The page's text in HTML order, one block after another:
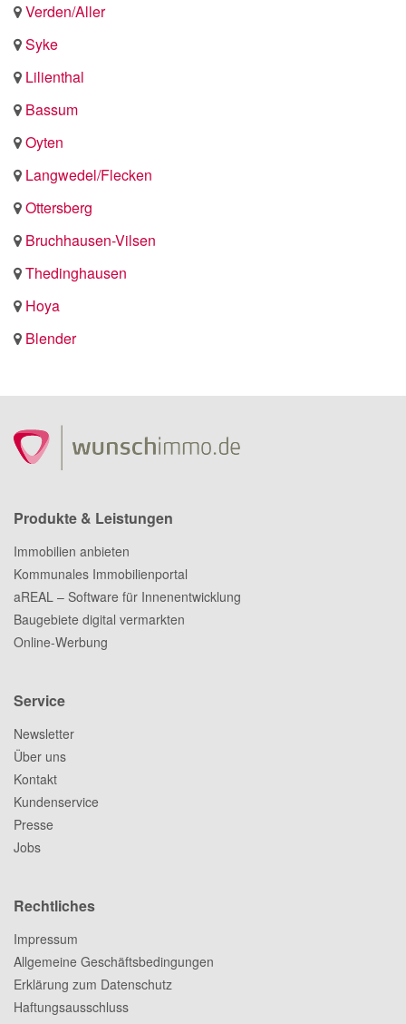
Verden/Aller
Syke
Lilienthal
Bassum
Oyten
Langwedel/Flecken
Ottersberg
Bruchhausen-Vilsen
Thedinghausen
Hoya
Blender
Produkte & Leistungen
Immobilien anbieten
Kommunales Immobilienportal
aREAL – Software für Innenentwicklung
Baugebiete digital vermarkten
Online-Werbung
Service
Newsletter
Über uns
Kontakt
Kundenservice
Presse
Jobs
Rechtliches
Impressum
Allgemeine Geschäftsbedingungen
Erklärung zum Datenschutz
Haftungsausschluss